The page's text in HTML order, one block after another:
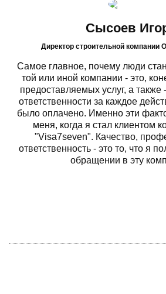
Сысоев
Директор строительной
Самое главное, почему люди
той или иной компании - это,
предоставляемых услуг, а также
ответственности за каждое
было оплачено. Именно эти
меня, когда я стал клиентом
"Visa7seven". Качество,
ответственность - это то, что я
обращении в эту